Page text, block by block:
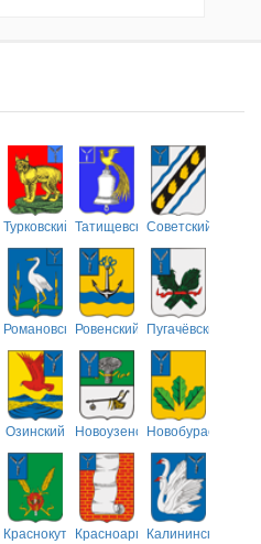
Турковский ТатищевскийСоветский
РомановскийРовенский Пугачёвский
Озинский НовоузенскийНовобурасский
КраснокутскийКрасноармейский
Калининский